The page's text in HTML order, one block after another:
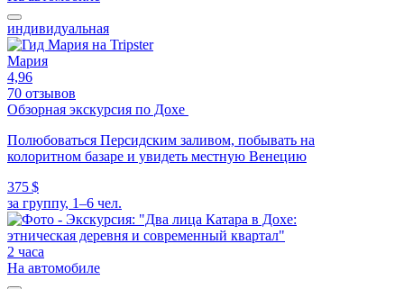
индивидуальная
Мария
4,96
70 отзывов
Обзорная экскурсия по Дохе
Полюбоваться Персидским заливом, побывать на
колоритном базаре и увидеть местную Венецию
375 $
за группу, 1–6 чел.
2 часа
На автомобиле